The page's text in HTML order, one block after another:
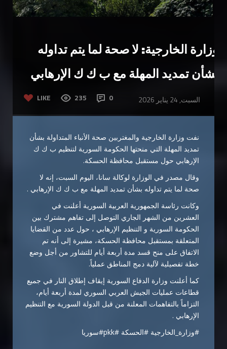
وزارة الخارجية: لا صحة لما يتم تداوله
بشأن تمديد المهلة مع ب ك ك الإرهابي
LIKE 235 0 السبت, 24 يناير 2026
نفت وزارة الخارجية والمغتربين صحة الأنباء المتداولة بشأن
تمديد المهلة التي منحتها الحكومة السورية لتنظيم ب ك ك
الإرهابي حول مستقبل محافظة الحسكة.
وقال مصدر في الوزارة لوكالة سانا، اليوم السبت، إنه لا
صحة لما يتم تداوله بشأن تمديد المهلة مع ب ك ك الإرهابي .
وكانت رئاسة الجمهورية العربية السورية أعلنت في
العشرين من الشهر الجاري التوصل إلى تفاهم مشترك بين
الحكومة السورية و التنظيم الإرهابي ، حول عدد من القضايا
المتعلقة بمستقبل محافظة الحسكة، مشيرة إلى أنه تم
الاتفاق على منح قسد مدة أربعة أيام للتشاور من أجل وضع
خطة تفصيلية لآلية دمج المناطق عملياً.
كما أعلنت وزارة الدفاع السورية إيقاف إطلاق النار في جميع
قطاعات عمليات الجيش العربي السوري لمدة أربعة أيام،
التزاماً بالتفاهمات المعلنة من قبل الدولة السورية مع التنظيم
الإرهابي .
#وزارة_الخارجية #الحسكة #pkk#سوريا